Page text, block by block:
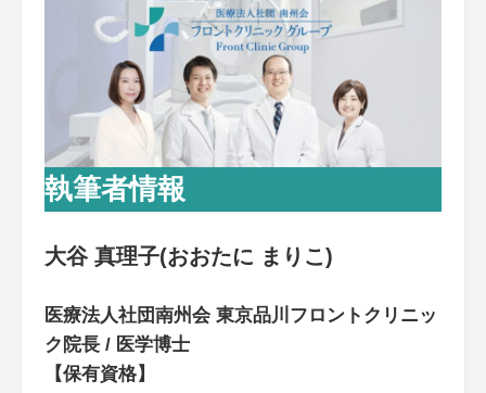
執筆者情報
大谷 真理子(おおたに まりこ)
医療法人社団南州会 東京品川フロントクリニッ
ク院長 / 医学博士
【保有資格】